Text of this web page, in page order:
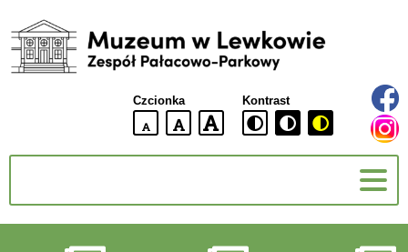
Muzeum
w
Czcionka
domyślna
czcionki
większa
czcionki
największa
czcionka
Kontrast